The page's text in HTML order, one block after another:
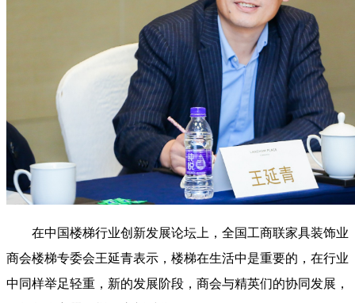
在中国楼梯行业创新发展论坛上，全国工商联家具装饰业
商会楼梯专委会王延青表示，楼梯在生活中是重要的，在行业
中同样举足轻重，新的发展阶段，商会与精英们的协同发展，